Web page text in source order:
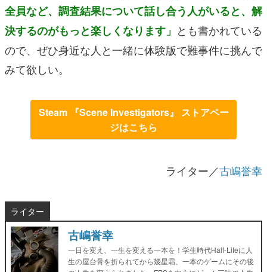
全員など、調査結果について話し合う人がいると、解
決するのがもっと楽しくなります」 とも書かれている
ので、ぜひ身近な人と一緒に体験版で難事件に挑んで
みて欲しい。
Steam 『Scene Investigators』 ストアペー
ジはこちら
ライター／古嶋誉幸
ライター
古嶋誉幸
一日を変え、一生を変える一本を！学生時代Half-Lifeに人
生の屋台骨を折られてから幾星霜、一本のゲームにその後